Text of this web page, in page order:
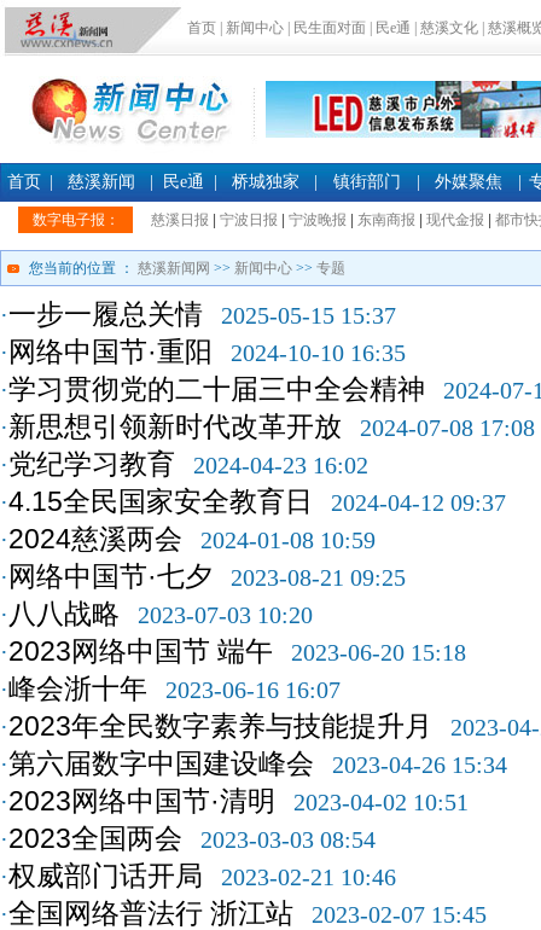
首页 新闻中心 民生面对面 民e通 慈溪文化 慈溪概
首页 慈溪新闻 民e通 桥城独家 镇街部门 外媒聚焦
数字电子报： 慈溪日报 宁波日报 宁波晚报 东南商报 现代金报 都市
您当前的位置 ： 慈溪新闻网 >> 新闻中心 >> 专题
·一步一履总关情
2025-05-15 15:37
·网络中国节·重阳
2024-10-10 16:35
·学习贯彻党的二十届三中全会精神
2024-07-
·新思想引领新时代改革开放
2024-07-08 17:08
·党纪学习教育
2024-04-23 16:02
·4.15全民国家安全教育日
2024-04-12 09:37
·2024慈溪两会
2024-01-08 10:59
·网络中国节·七夕
2023-08-21 09:25
· 八八战略
2023-07-03 10:20
·2023网络中国节 端午
2023-06-20 15:18
·峰会浙十年
2023-06-16 16:07
·2023年全民数字素养与技能提升月
2023-
·第六届数字中国建设峰会
2023-04-26 15:34
·2023网络中国节·清明
2023-04-02 10:51
·2023全国两会
2023-03-03 08:54
·权威部门话开局
2023-02-21 10:46
·全国网络普法行 浙江站
2023-02-07 15:45